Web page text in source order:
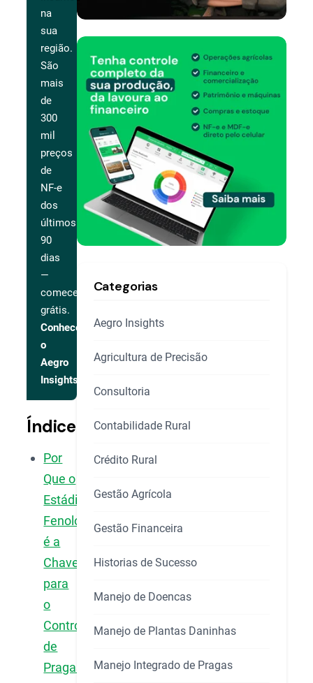
na
sua
região.
São
mais
de
300
mil
preços
de
NF-e
dos
últimos
90
dias
—
comece
grátis.
Conhecer
o
Aegro
Insights
Índice
Por
Que o
Estádio
Fenológico
é a
Chave
para
o
Controle
de
Pragas?
Categorias
Aegro Insights
Agricultura de Precisão
Consultoria
Contabilidade Rural
Crédito Rural
Gestão Agrícola
Gestão Financeira
Historias de Sucesso
Manejo de Doencas
Manejo de Plantas Daninhas
Manejo Integrado de Pragas